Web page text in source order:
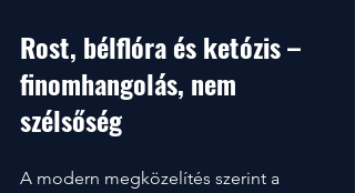
Rost, bélflóra és ketózis –
finomhangolás, nem
szélsőség
A modern megközelítés szerint a